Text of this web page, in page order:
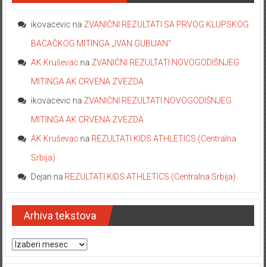
ikovacevic na ZVANIČNI REZULTATI SA PRVOG KLUPSKOG
BACAČKOG MITINGA „IVAN GUBIJAN“
AK Kruševac na ZVANIČNI REZULTATI NOVOGODIŠNJEG
MITINGA AK CRVENA ZVEZDA
ikovacevic na ZVANIČNI REZULTATI NOVOGODIŠNJEG
MITINGA AK CRVENA ZVEZDA
AK Kruševac na REZULTATI KIDS ATHLETICS (Centralna
Srbija)
Dejan na REZULTATI KIDS ATHLETICS (Centralna Srbija)
Arhiva tekstova
Arhiva tekstova